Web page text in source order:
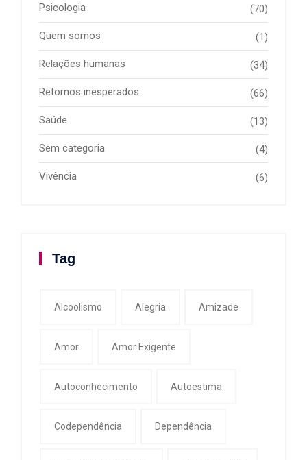
Psicologia (70)
Quem somos (1)
Relações humanas (34)
Retornos inesperados (66)
Saúde (13)
Sem categoria (4)
Vivência (6)
Tag
Alcoolismo Alegria Amizade
Amor Amor Exigente
Autoconhecimento Autoestima
Codependência Dependência